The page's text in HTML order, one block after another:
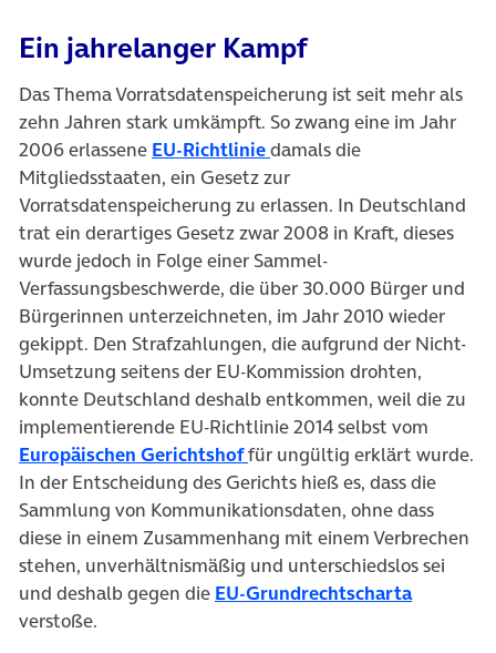
Ein jahrelanger Kampf
Das Thema Vorratsdatenspeicherung ist seit mehr als
zehn Jahren stark umkämpft. So zwang eine im Jahr
2006 erlassene EU-Richtlinie(öffnet in neuem Tab)
damals die
Mitgliedsstaaten, ein Gesetz zur
Vorratsdatenspeicherung zu erlassen. In Deutschland
trat ein derartiges Gesetz zwar 2008 in Kraft, dieses
wurde jedoch in Folge einer Sammel-
Verfassungsbeschwerde, die über 30.000 Bürger und
Bürgerinnen unterzeichneten, im Jahr 2010 wieder
gekippt. Den Strafzahlungen, die aufgrund der Nicht-
Umsetzung seitens der EU-Kommission drohten,
konnte Deutschland deshalb entkommen, weil die zu
implementierende EU-Richtlinie 2014 selbst vom
Europäischen Gerichtshof(öffnet in neuem Tab)
für ungültig erklärt wurde.
In der Entscheidung des Gerichts hieß es, dass die
Sammlung von Kommunikationsdaten, ohne dass
diese in einem Zusammenhang mit einem Verbrechen
stehen, unverhältnismäßig und unterschiedslos sei
und deshalb gegen die EU-Grundrechtscharta(öffnet in
verstoße.